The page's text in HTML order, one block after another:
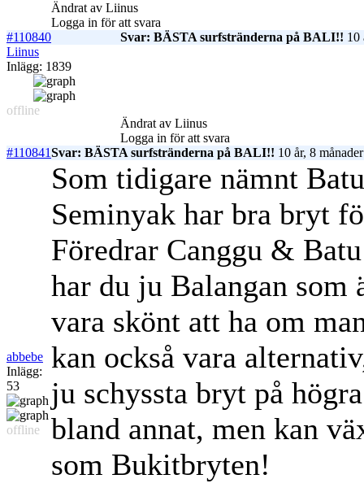
Ändrat av Liinus
Logga in för att svara
#110840
Svar: BÄSTA surfstränderna på BALI!! 10
Liinus
Inlägg: 1839
offline
Ändrat av Liinus
Logga in för att svara
#110841Svar: BÄSTA surfstränderna på BALI!! 10 år, 8
abbebe
Inlägg:
53
offline
Som tidigare nämnt
Seminyak har bra bryt
Föredrar Canggu &
har du ju Balangan
vara skönt att ha om
kan också vara
ju schyssta bryt på
bland annat, men kan
som Bukitbryten!